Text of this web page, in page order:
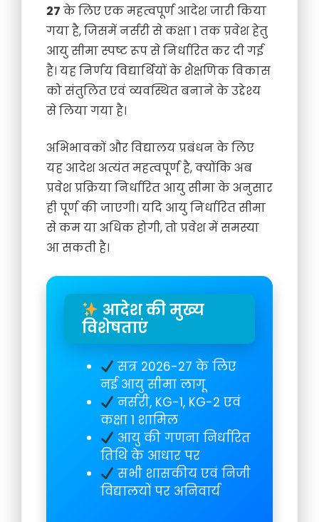
27 के लिए एक महत्वपूर्ण आदेश जारी किया
गया है, जिसमें नर्सरी से कक्षा 1 तक प्रवेश हेतु
आयु सीमा स्पष्ट रूप से निर्धारित कर दी गई
है। यह निर्णय विद्यार्थियों के शैक्षणिक विकास
को संतुलित एवं व्यवस्थित बनाने के उद्देश्य
से लिया गया है।
अभिभावकों और विद्यालय प्रबंधन के लिए
यह आदेश अत्यंत महत्वपूर्ण है, क्योंकि अब
प्रवेश प्रक्रिया निर्धारित आयु सीमा के अनुसार
ही पूर्ण की जाएगी। यदि आयु निर्धारित सीमा
से कम या अधिक होगी, तो प्रवेश में समस्या
आ सकती है।
आदेश की मुख्य
विशेषताएं
सत्र 2026-27 के लिए
नई आयु सीमा लागू
नर्सरी, KG-1, KG-2 एवं
कक्षा 1 शामिल
आयु की गणना निर्धारित
तिथि के आधार पर
सभी शासकीय एवं निजी
विद्यालयों पर अनिवार्य